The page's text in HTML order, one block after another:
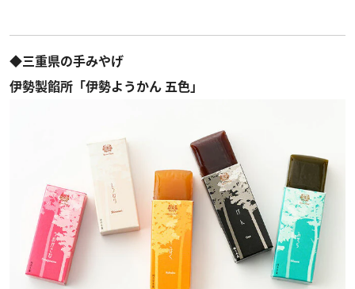
◆三重県の手みやげ
伊勢製餡所「伊勢ようかん 五色」